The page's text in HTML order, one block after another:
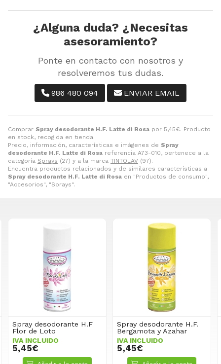
Comprar Spray desodorante H.F. Latte di Rosa por 5,45€. Producto
en stock, recogida en tienda.
Precio, información, características e imágenes de Spray
desodorante H.F. Latte di Rosa referencia A73-010, pertenece a la
categoría Sprays (27) y a la marca TINTOLAV (97).
Encuentra productos relacionados y de similares características a
Spray desodorante H.F. Latte di Rosa en "Productos de consumo",
"Accesorios", "Sprays".
¿Alguna duda? ¿Necesitas
asesoramiento?
Ponte en contacto con nosotros y
resolveremos tus dudas.
986 480 094 ENVIAR EMAIL
Spray desodorante H.F
Flor de Loto
IVA INCLUIDO
5,45€
Spray desodorante H.F.
Bergamota y Azahar
IVA INCLUIDO
5,45€